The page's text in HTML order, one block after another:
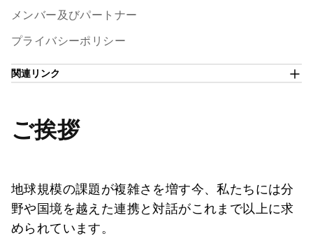
メンバー及びパートナー
プライバシーポリシー
関連リンク
ご挨拶
地球規模の課題が複雑さを増す今、私たちには分
野や国境を越えた連携と対話がこれまで以上に求
められています。